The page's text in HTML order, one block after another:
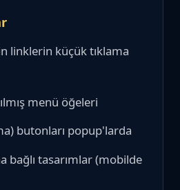
linklerin küçük tıklama
menü öğeleri
butonları popup'larda
bağlı tasarımlar (mobilde